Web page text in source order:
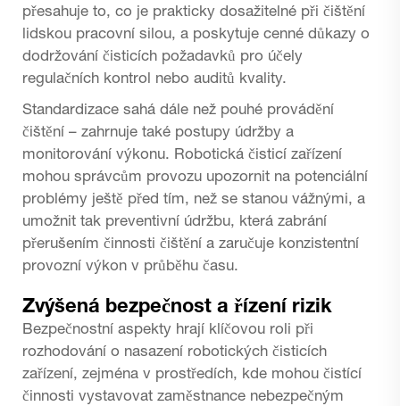
přesahuje to, co je prakticky dosažitelné při čištění
lidskou pracovní silou, a poskytuje cenné důkazy o
dodržování čisticích požadavků pro účely
regulačních kontrol nebo auditů kvality.
Standardizace sahá dále než pouhé provádění
čištění – zahrnuje také postupy údržby a
monitorování výkonu. Robotická čisticí zařízení
mohou správcům provozu upozornit na potenciální
problémy ještě před tím, než se stanou vážnými, a
umožnit tak preventivní údržbu, která zabrání
přerušením činnosti čištění a zaručuje konzistentní
provozní výkon v průběhu času.
Zvýšená bezpečnost a řízení rizik
Bezpečnostní aspekty hrají klíčovou roli při
rozhodování o nasazení robotických čisticích
zařízení, zejména v prostředích, kde mohou čistící
činnosti vystavovat zaměstnance nebezpečným